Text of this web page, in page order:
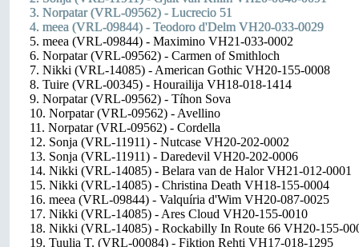
3. Norpatar (VRL-09562) - Lucrecio 51
4. meea (VRL-09844) - Teodoro d'Delm VH20-033-0029
5. meea (VRL-09844) - Maximino VH21-033-0002
6. Norpatar (VRL-09562) - Carmen of Smithloch
7. Nikki (VRL-14085) - American Gothic VH20-155-0008
8. Tuire (VRL-00345) - Hourailija VH18-018-1414
9. Norpatar (VRL-09562) - Tíhon Sova
10. Norpatar (VRL-09562) - Avellino
11. Norpatar (VRL-09562) - Cordella
12. Sonja (VRL-11911) - Nutcase VH20-202-0002
13. Sonja (VRL-11911) - Daredevil VH20-202-0006
14. Nikki (VRL-14085) - Belara van de Halor VH21-012-0001
15. Nikki (VRL-14085) - Christina Death VH18-155-0004
16. meea (VRL-09844) - Valquíria d'Wim VH20-087-0025
17. Nikki (VRL-14085) - Ares Cloud VH20-155-0010
18. Nikki (VRL-14085) - Rockabilly In Route 66 VH20-155-
19. Tuulia T. (VRL-00084) - Fiktion Rehti VH17-018-1295